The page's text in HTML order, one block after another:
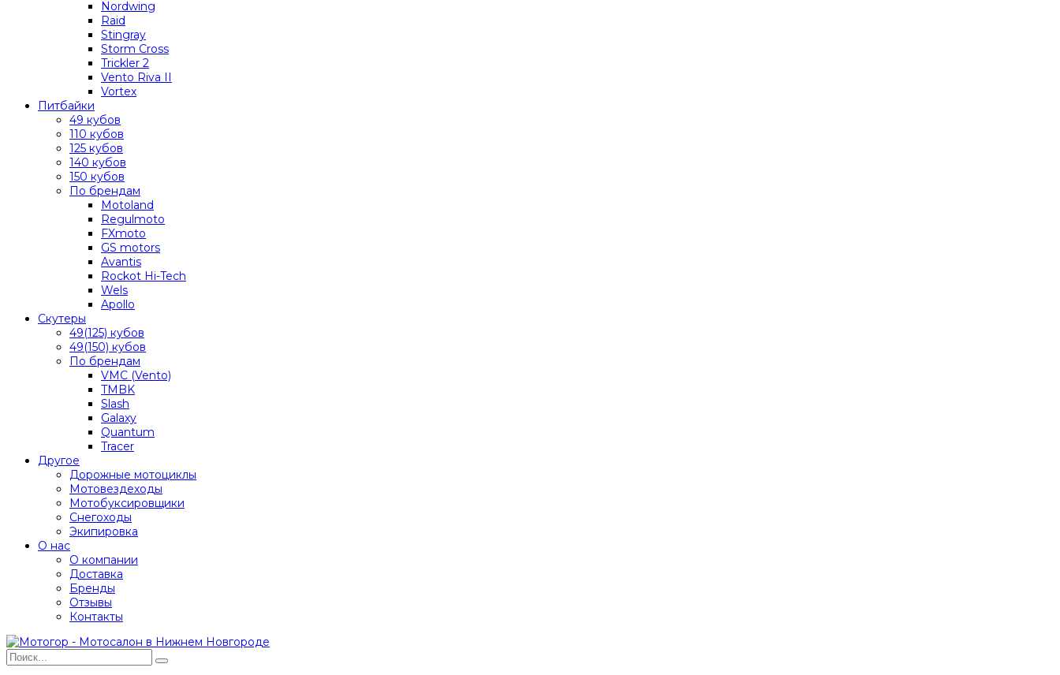
Nordwing
Raid
Stingray
Storm Cross
Trickler 2
Vento Riva II
Vortex
Питбайки
49 кубов
110 кубов
125 кубов
140 кубов
150 кубов
По брендам
Motoland
Regulmoto
FXmoto
GS motors
Avantis
Rockot Hi-Tech
Wels
Apollo
Скутеры
49(125) кубов
49(150) кубов
По брендам
VMC (Vento)
TMBK
Slash
Galaxy
Quantum
Tracer
Другое
Дорожные мотоциклы
Мотовездеходы
Мотобуксировщики
Снегоходы
Экипировка
О нас
О компании
Доставка
Бренды
Отзывы
Контакты